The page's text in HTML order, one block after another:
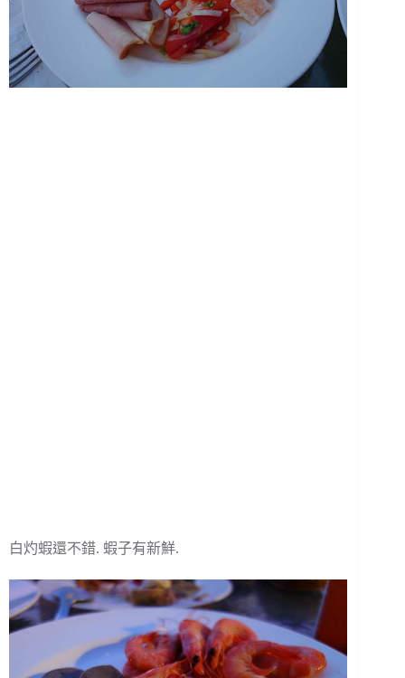
白灼蝦還不錯. 蝦子有新鮮.